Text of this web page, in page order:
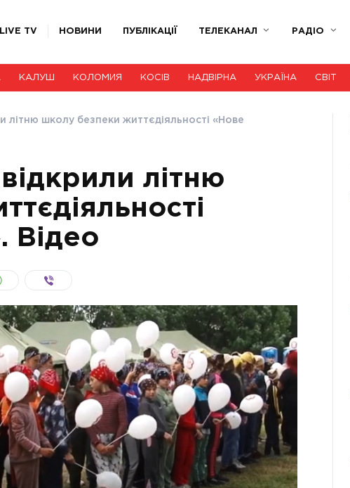
TV НОВИНИ ПУБЛІКАЦІЇ ТЕЛЕКАНАЛ РАДІО
КАЛУШ КОЛОМИЯ КОСІВ НАДВІРНА УКРАЇНА СВІТ
літню школу безпеки життєдіяльності «Нове
літню
Відео